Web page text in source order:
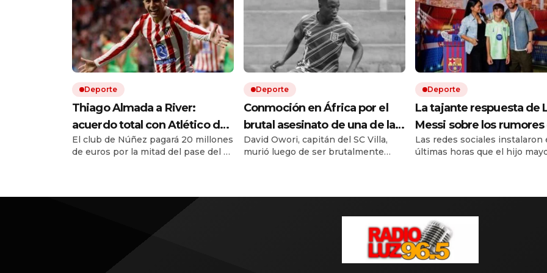
Deporte
Thiago Almada a River:
acuerdo total con Atlético de
Madrid y el campeón del
mundo llega por una cifra
El club de Núñez pagará 20 millones
de euros por la mitad del pase del ex
argentino. El equipo de Coudet se
Deporte
Conmoción en África por el
brutal asesinato de una de las
figuras del fútbol ugandés
David Owori, capitán del SC Villa,
murió luego de ser brutalmente
Deporte
La tajante respuesta de
Messi sobre los rumores
salida de su hijo Thiago
Inter Miami a La Masía
Las redes sociales instalaron
últimas horas que el hijo
debut frente a Atlético San
sobre esas versiones durante
llegada al estadio. Su
tan breve como […]